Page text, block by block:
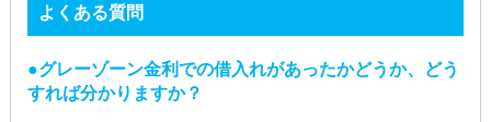
よくある質問
グレーゾーン金利での借入れがあったかどうか、どう
すれば分かりますか？